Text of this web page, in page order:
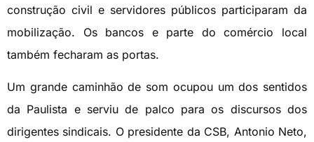
construção civil e servidores públicos participaram da
mobilização. Os bancos e parte do comércio local
também fecharam as portas.
Um grande caminhão de som ocupou um dos sentidos
da Paulista e serviu de palco para os discursos dos
dirigentes sindicais. O presidente da CSB, Antonio Neto,